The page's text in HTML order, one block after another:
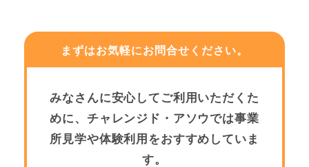
まずはお気軽にお問合せください。
みなさんに安心してご利用いただくた
めに、チャレンジド・アソウでは事業
所見学や体験利用をおすすめしていま
す。